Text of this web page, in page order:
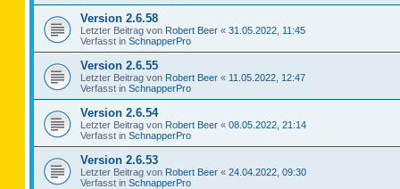
Version 2.6.58
Letzter Beitrag von Robert Beer « 31.05.2022, 11:45
Verfasst in SchnapperPro
Version 2.6.55
Letzter Beitrag von Robert Beer « 11.05.2022, 12:47
Verfasst in SchnapperPro
Version 2.6.54
Letzter Beitrag von Robert Beer « 08.05.2022, 21:14
Verfasst in SchnapperPro
Version 2.6.53
Letzter Beitrag von Robert Beer « 24.04.2022, 09:30
Verfasst in SchnapperPro